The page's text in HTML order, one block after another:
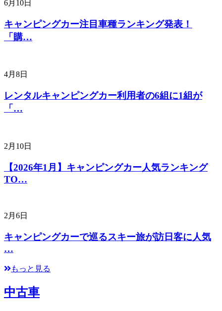
6月10日
キャンピングカー注目車種ランキング発表！
「購…
4月8日
レンタルキャンピングカー利用者の6組に1組が
「…
2月10日
【2026年1月】キャンピングカー人気ランキング
TO…
2月6日
キャンピングカーで巡るスキー旅が訪日客に人気
…
もっと見る
中古車